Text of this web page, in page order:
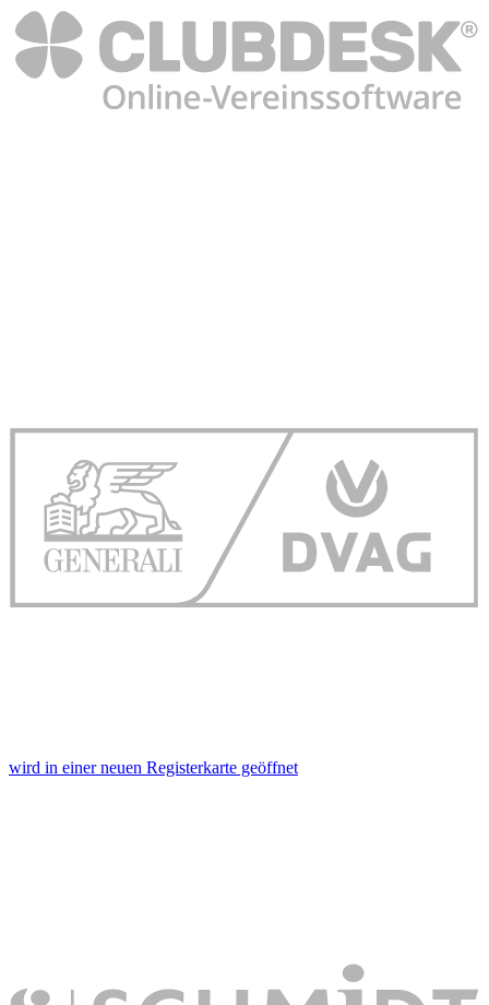
wird in einer neuen Registerkarte geöffnet